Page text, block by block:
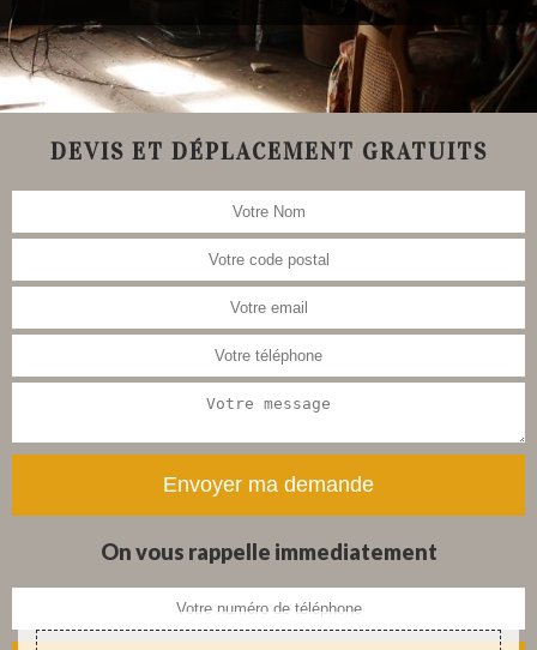
DEVIS ET DÉPLACEMENT GRATUITS
On vous rappelle immediatement
restauration de meubles, tableau,
tapis et objets anciens